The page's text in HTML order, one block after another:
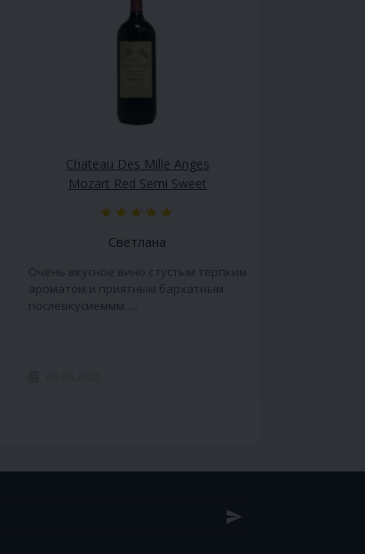
Chateau Des Mille Anges
Mozart Red Semi Sweet
Светлана
Очень вкусное вино с густым терпким
ароматом и приятным бархатным
послевкусиеммм.....